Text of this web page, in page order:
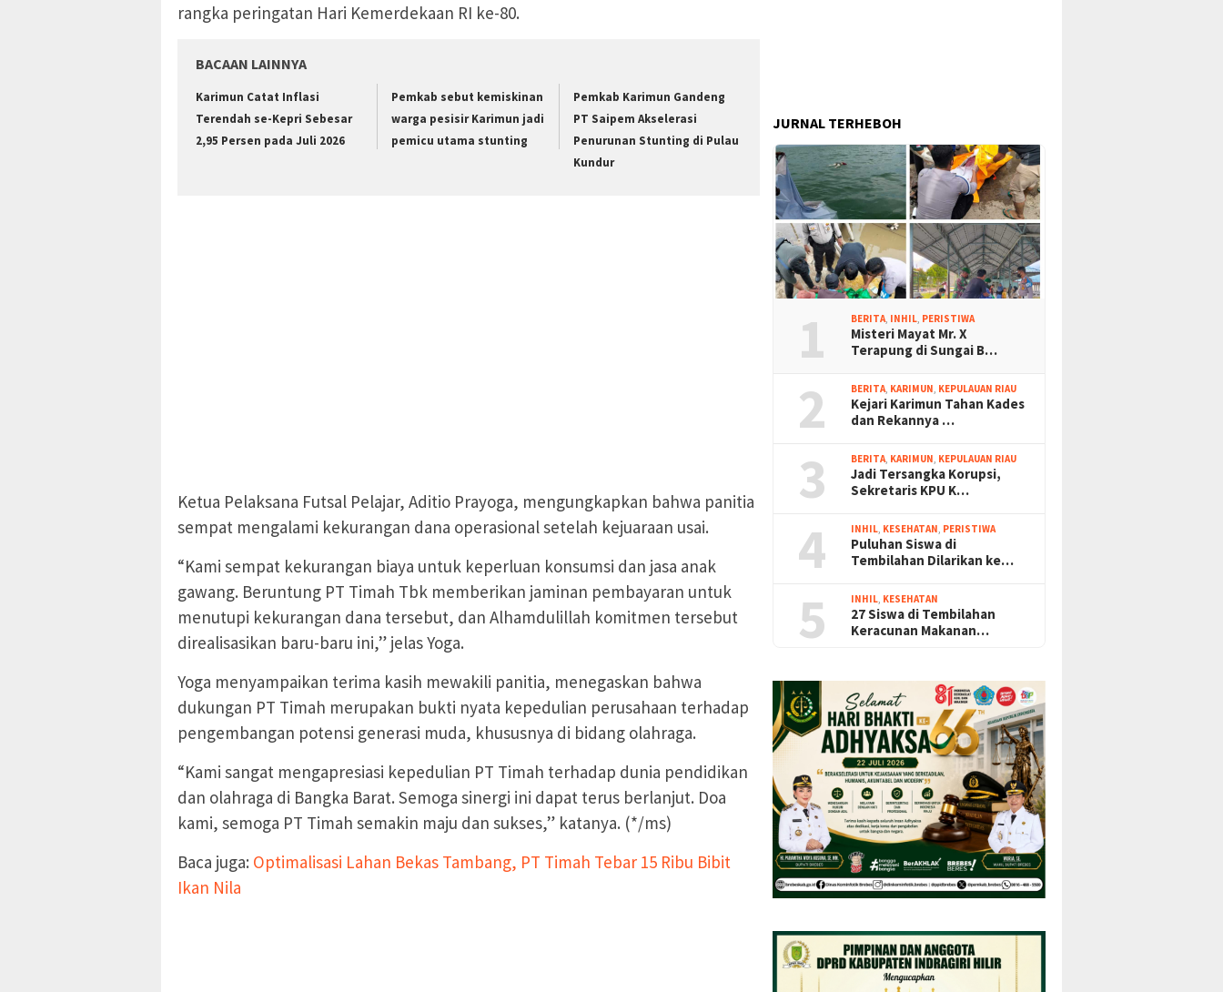
rangka peringatan Hari Kemerdekaan RI ke-80.
BACAAN LAINNYA
Karimun Catat Inflasi
Terendah se-Kepri Sebesar
2,95 Persen pada Juli 2026
Pemkab sebut kemiskinan
warga pesisir Karimun jadi
pemicu utama stunting
Pemkab Karimun Gandeng
PT Saipem Akselerasi
Penurunan Stunting di Pulau
Kundur
Ketua Pelaksana Futsal Pelajar, Aditio Prayoga, mengungkapkan bahwa panitia
sempat mengalami kekurangan dana operasional setelah kejuaraan usai.
“Kami sempat kekurangan biaya untuk keperluan konsumsi dan jasa anak
gawang. Beruntung PT Timah Tbk memberikan jaminan pembayaran untuk
menutupi kekurangan dana tersebut, dan Alhamdulillah komitmen tersebut
direalisasikan baru-baru ini,” jelas Yoga.
Yoga menyampaikan terima kasih mewakili panitia, menegaskan bahwa
dukungan PT Timah merupakan bukti nyata kepedulian perusahaan terhadap
pengembangan potensi generasi muda, khususnya di bidang olahraga.
“Kami sangat mengapresiasi kepedulian PT Timah terhadap dunia pendidikan
dan olahraga di Bangka Barat. Semoga sinergi ini dapat terus berlanjut. Doa
kami, semoga PT Timah semakin maju dan sukses,” katanya. (*/ms)
Baca juga: Optimalisasi Lahan Bekas Tambang, PT Timah Tebar 15 Ribu Bibit
Ikan Nila
JURNAL TERHEBOH
1 BERITA INHIL PERISTIWA
Misteri Mayat Mr. X
Terapung di Sungai B…
2 BERITA KARIMUN KEPULAUAN RIAU
Kejari Karimun Tahan Kades
dan Rekannya …
3 BERITA KARIMUN KEPULAUAN RIAU
Jadi Tersangka Korupsi,
Sekretaris KPU K…
4 INHIL KESEHATAN PERISTIWA
Puluhan Siswa di
Tembilahan Dilarikan ke…
5 INHIL KESEHATAN
27 Siswa di Tembilahan
Keracunan Makanan…